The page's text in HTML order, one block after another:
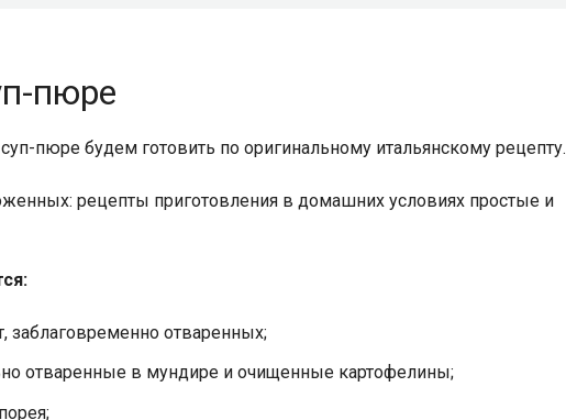
пюре
пюре будем готовить по оригинальному итальянскому рецепту.
заблаговременно отваренных;
отваренные в мундире и очищенные картофелины;